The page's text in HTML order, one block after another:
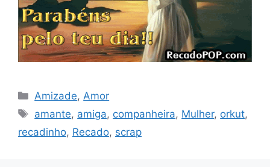
Categorias
Amizade, Amor
Tags
amante, amiga, companheira, Mulher, orkut,
recadinho, Recado, scrap